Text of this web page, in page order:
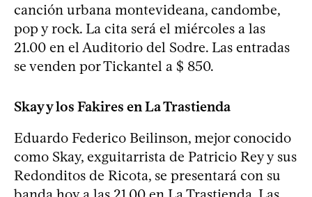
canción urbana montevideana, candombe,
pop y rock. La cita será el miércoles a las
21.00 en el Auditorio del Sodre. Las entradas
se venden por Tickantel a $ 850.
Skay y los Fakires en La Trastienda
Eduardo Federico Beilinson, mejor conocido
como Skay, exguitarrista de Patricio Rey y sus
Redonditos de Ricota, se presentará con su